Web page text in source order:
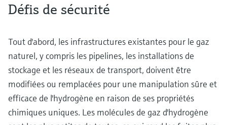
Défis de sécurité
Tout d'abord, les infrastructures existantes pour le gaz
naturel, y compris les pipelines, les installations de
stockage et les réseaux de transport, doivent être
modifiées ou remplacées pour une manipulation sûre et
efficace de l'hydrogène en raison de ses propriétés
chimiques uniques. Les molécules de gaz d'hydrogène